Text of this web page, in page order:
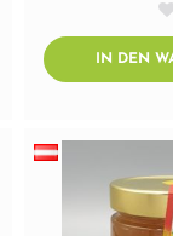
IN DEN